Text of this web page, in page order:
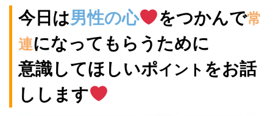
今日は男性の心 をつかんで常
連になってもらうために
意識してほしいポイント をお話
しします